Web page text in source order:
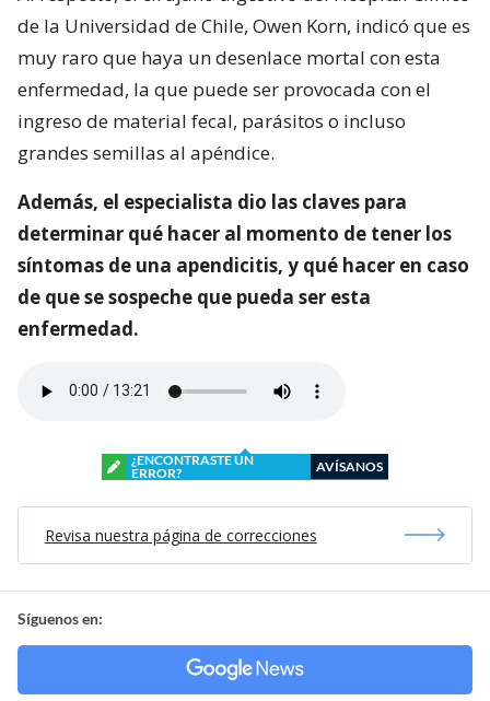
de la Universidad de Chile, Owen Korn, indicó que es
muy raro que haya un desenlace mortal con esta
enfermedad, la que puede ser provocada con el
ingreso de material fecal, parásitos o incluso
grandes semillas al apéndice.
Además, el especialista dio las claves para
determinar qué hacer al momento de tener los
síntomas de una apendicitis, y qué hacer en caso
de que se sospeche que pueda ser esta
enfermedad.
¿ENCONTRASTE UN
ERROR?
AVÍSANOS
Revisa nuestra página de correcciones
Síguenos en: